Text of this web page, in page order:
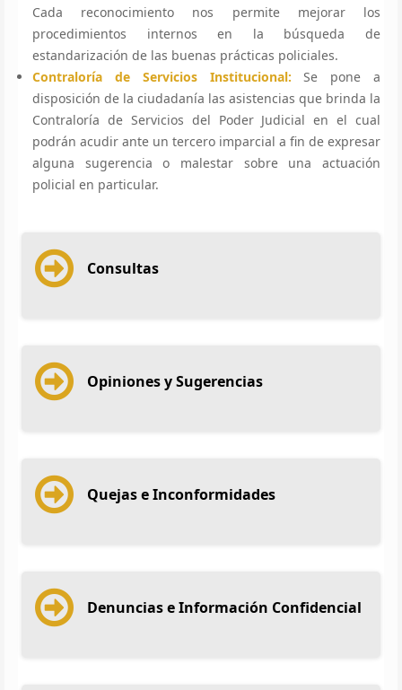
Cada reconocimiento nos permite mejorar los
procedimientos internos en la búsqueda de
estandarización de las buenas prácticas policiales.
Contraloría de Servicios Institucional:
Se pone a
disposición de la ciudadanía las asistencias que brinda la
Contraloría de Servicios del Poder Judicial en el cual
podrán acudir ante un tercero imparcial a fin de expresar
alguna sugerencia o malestar sobre una actuación
policial en particular.
Consultas
Opiniones y Sugerencias
Quejas e Inconformidades
Denuncias e Información Confidencial